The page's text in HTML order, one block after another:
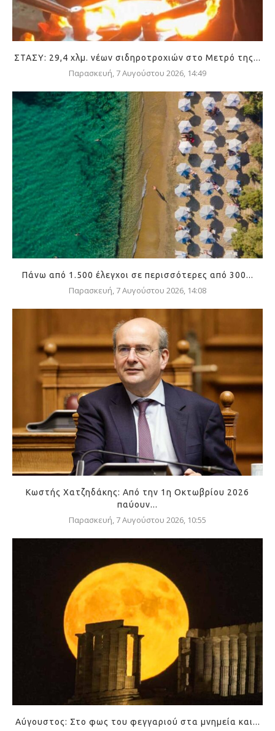
ΣΤΑΣΥ: 29,4 χλμ. νέων σιδηροτροχιών στο Μετρό της...
Παρασκευή, 7 Αυγούστου 2026, 14:49
Πάνω από 1.500 έλεγχοι σε περισσότερες από 300...
Παρασκευή, 7 Αυγούστου 2026, 14:08
Κωστής Χατζηδάκης: Από την 1η Οκτωβρίου 2026
παύουν...
Παρασκευή, 7 Αυγούστου 2026, 10:55
Αύγουστος: Στο φως του φεγγαριού στα μνημεία και...